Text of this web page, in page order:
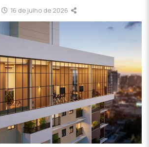
16 de julho de 2026